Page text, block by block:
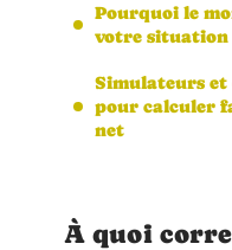
Pourquoi le
votre situation
Simulateurs et
pour calculer
net
À quoi